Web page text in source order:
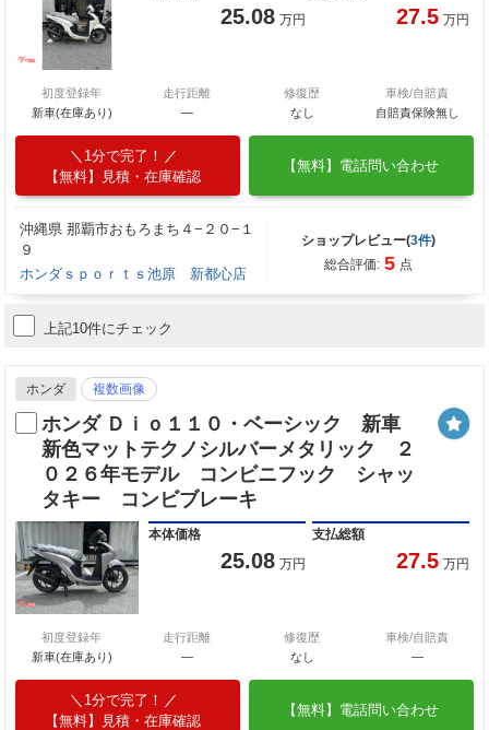
25.08 万円 27.5 万円
初度登録年
新車(在庫あり)
走行距離
―
修復歴
なし
車検/自賠責
自賠責保険無し
1分で完了！
【無料】見積・在庫確認
【無料】電話問い合わせ
沖縄県 那覇市おもろまち４−２０−１
９
ホンダｓｐｏｒｔｓ池原 新都心店
ショップレビュー(3件)
総合評価: 5 点
上記10件にチェック
ホンダ 複数画像
ホンダ Ｄｉｏ１１０・ベーシック 新車
新色マットテクノシルバーメタリック ２
０２６年モデル コンビニフック シャッ
タキー コンビブレーキ
本体価格
25.08 万円
支払総額
27.5 万円
初度登録年
新車(在庫あり)
走行距離
―
修復歴
なし
車検/自賠責
―
1分で完了！
【無料】見積・在庫確認
【無料】電話問い合わせ